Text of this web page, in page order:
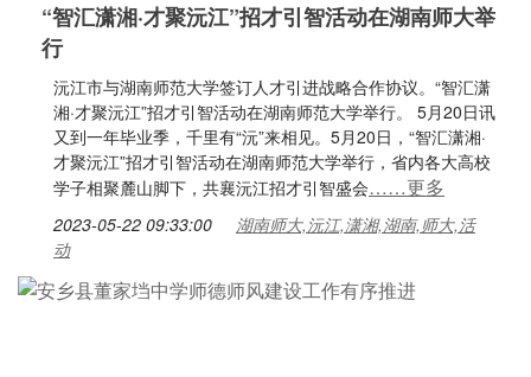
“智汇潇湘·才聚沅江”招才引智活动在湖南师大举
行
沅江市与湖南师范大学签订人才引进战略合作协议。“智汇潇
湘·才聚沅江”招才引智活动在湖南师范大学举行。 5月20日讯
又到一年毕业季，千里有“沅”来相见。5月20日，“智汇潇湘·
才聚沅江”招才引智活动在湖南师范大学举行，省内各大高校
学子相聚麓山脚下，共襄沅江招才引智盛会……更多
2023-05-22 09:33:00
湖南师大,沅江,潇湘,湖南,师大,活
动